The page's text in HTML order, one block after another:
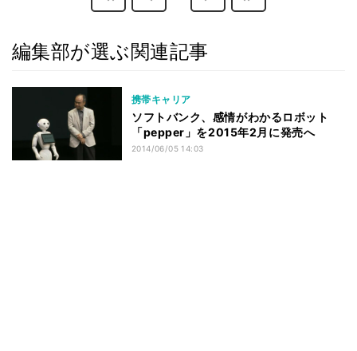
編集部が選ぶ関連記事
携帯キャリア
ソフトバンク、感情がわかるロボット
「pepper」を2015年2月に発売へ
2014/06/05 14:03